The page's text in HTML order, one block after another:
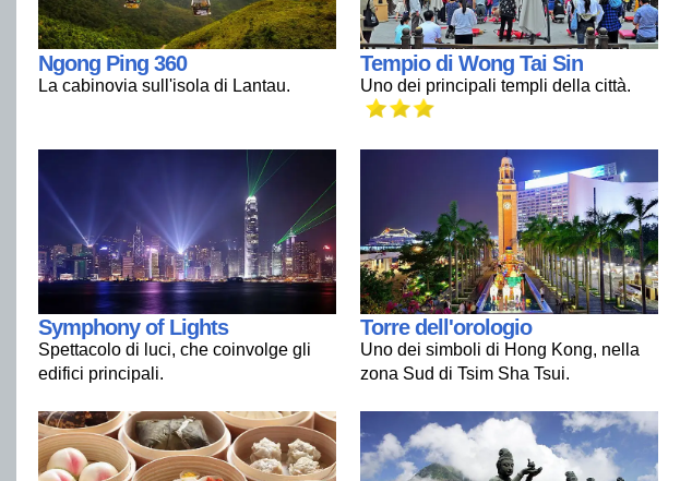
Ngong Ping 360
La cabinovia sull'isola di Lantau.
Tempio di Wong Tai Sin
Uno dei principali templi della città.
Symphony of Lights
Spettacolo di luci, che coinvolge gli
edifici principali.
Torre dell'orologio
Uno dei simboli di Hong Kong, nella
zona Sud di Tsim Sha Tsui.